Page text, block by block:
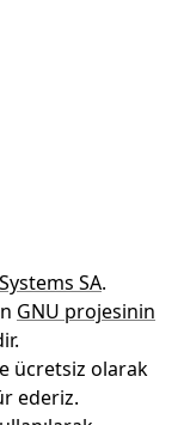
SA.
GNU projesinin
ücretsiz olarak
ederiz.